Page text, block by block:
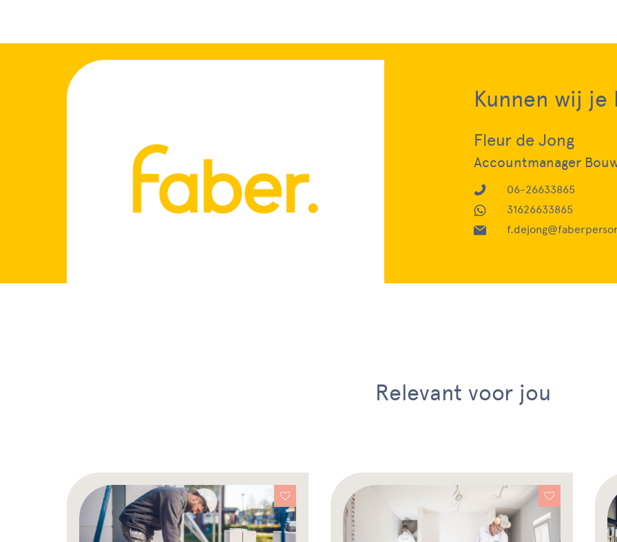
Kunnen wij je
Fleur de Jong
Accountmanager
06-26633865
31626633865
Relevant voor jou